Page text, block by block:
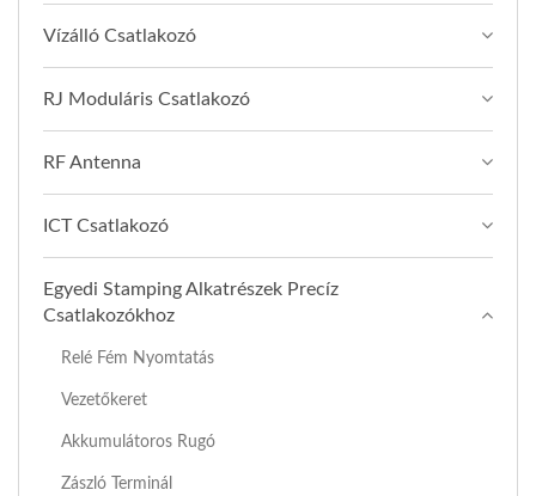
Vízálló Csatlakozó
RJ Moduláris Csatlakozó
RF Antenna
ICT Csatlakozó
Egyedi Stamping Alkatrészek Precíz
Csatlakozókhoz
Relé Fém Nyomtatás
Vezetőkeret
Akkumulátoros Rugó
Zászló Terminál